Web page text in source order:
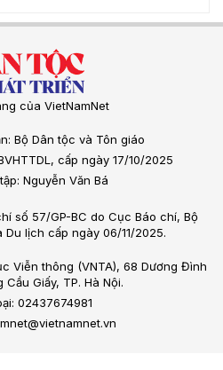
của VietNamNet
Bộ Dân tộc và Tôn giáo
cấp ngày 17/10/2025
Nguyễn Văn Bá
số 57/GP-BC do Cục Báo chí, Bộ
lịch cấp ngày 06/11/2025.
Viễn thông (VNTA), 68 Dương Đình
Giấy, TP. Hà Nội.
02437674981